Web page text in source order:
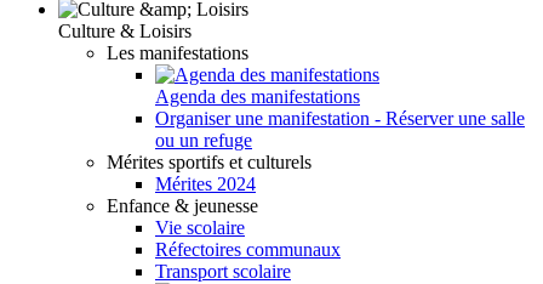
Culture & Loisirs
Les manifestations
Agenda des manifestations
Organiser une manifestation - Réserver une salle
ou un refuge
Mérites sportifs et culturels
Mérites 2024
Enfance & jeunesse
Vie scolaire
Réfectoires communaux
Transport scolaire